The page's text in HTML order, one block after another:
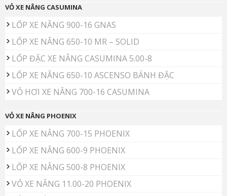
VỎ XE NÂNG CASUMINA
LỐP XE NÂNG 900-16 GNAS
LỐP XE NÂNG 650-10 MR – SOLID
LỐP ĐẶC XE NÂNG CASUMINA 5.00-8
LỐP XE NÂNG 650-10 ASCENSO BÁNH ĐẶC
VỎ HƠI XE NÂNG 700-16 CASUMINA
VỎ XE NÂNG PHOENIX
LỐP XE NÂNG 700-15 PHOENIX
LỐP XE NÂNG 600-9 PHOENIX
LỐP XE NÂNG 500-8 PHOENIX
VỎ XE NÂNG 11.00-20 PHOENIX